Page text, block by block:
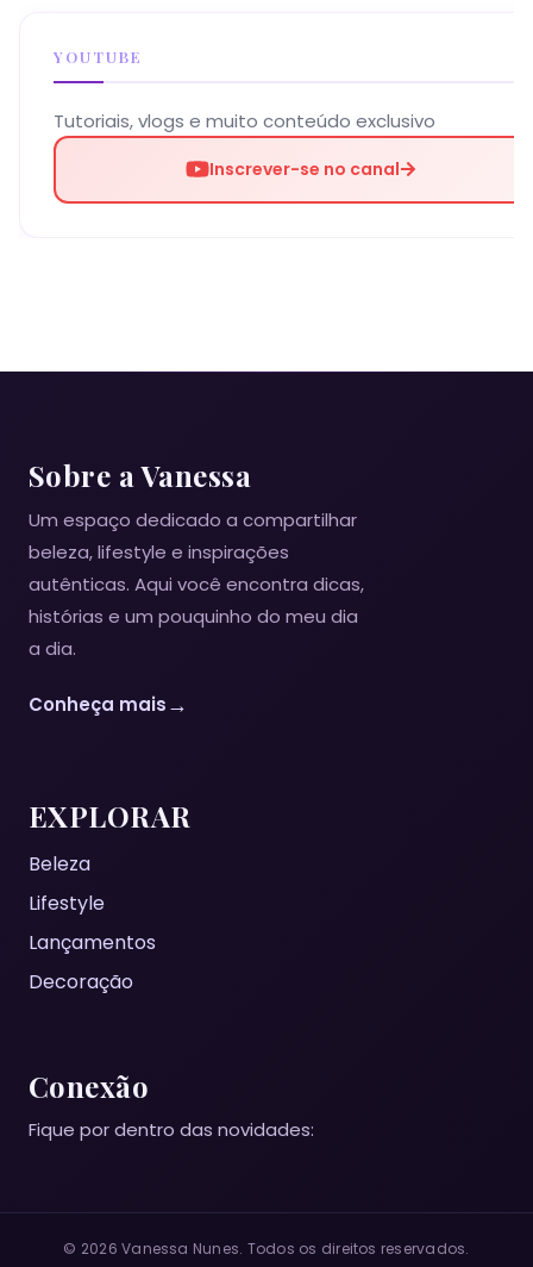
YOUTUBE
Tutoriais, vlogs e muito conteúdo exclusivo
Inscrever-se no canal
Sobre a Vanessa
Um espaço dedicado a compartilhar
beleza, lifestyle e inspirações
autênticas. Aqui você encontra dicas,
histórias e um pouquinho do meu dia
a dia.
Conheça mais→
EXPLORAR
Beleza
Lifestyle
Lançamentos
Decoração
Conexão
Fique por dentro das novidades:
© 2026 Vanessa Nunes. Todos os direitos reservados.